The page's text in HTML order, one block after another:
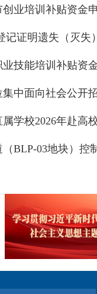
创业培训补贴资金
记证明遗失（灭失
业技能培训补贴资
BLP-03地块）控